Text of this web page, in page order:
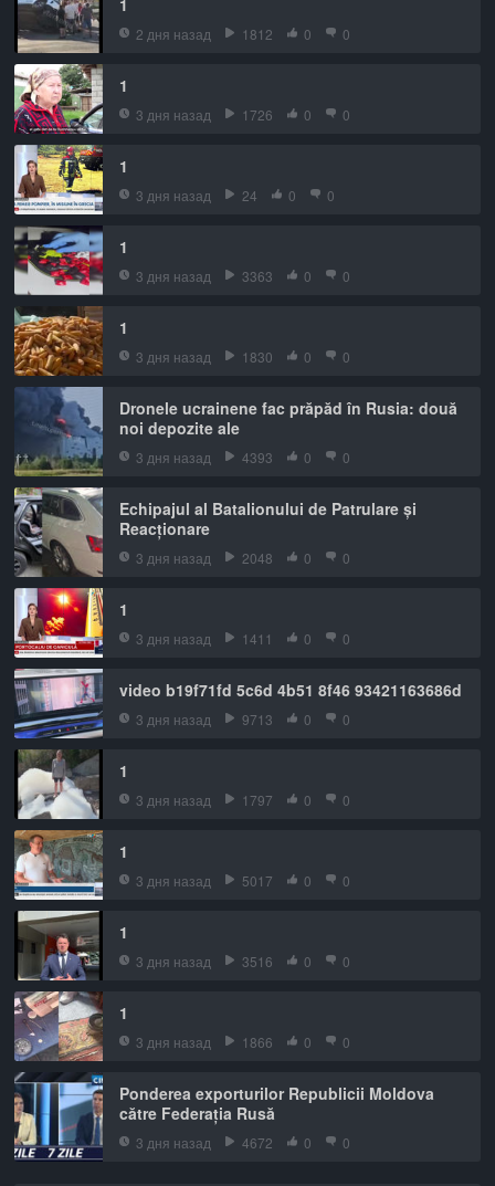
2 дня назад 1812 0 0
1
3 дня назад 1726 0 0
1
3 дня назад 24 0 0
1
3 дня назад 3363 0 0
1
3 дня назад 1830 0 0
Dronele ucrainene fac prăpăd în Rusia: două
noi depozite ale
3 дня назад 4393 0 0
Echipajul al Batalionului de Patrulare și
Reacționare
3 дня назад 2048 0 0
1
3 дня назад 1411 0 0
video b19f71fd 5c6d 4b51 8f46 93421163686d
3 дня назад 9713 0 0
1
3 дня назад 1797 0 0
1
3 дня назад 5017 0 0
1
3 дня назад 3516 0 0
1
3 дня назад 1866 0 0
Ponderea exporturilor Republicii Moldova
către Federația Rusă
3 дня назад 4672 0 0